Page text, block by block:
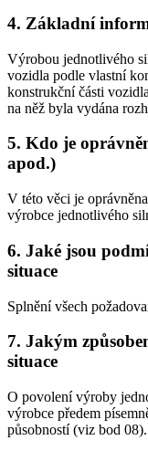
4. Základní
Výrobou jednotlivého
vozidla podle vlastní
konstrukční části
na něž byla vydána
5. Kdo je
apod.)
V této věci je
výrobce jednotlivého
6. Jaké jsou
situace
Splnění všech
7. Jakým
situace
O povolení výroby
výrobce předem
působností (viz bod 08).